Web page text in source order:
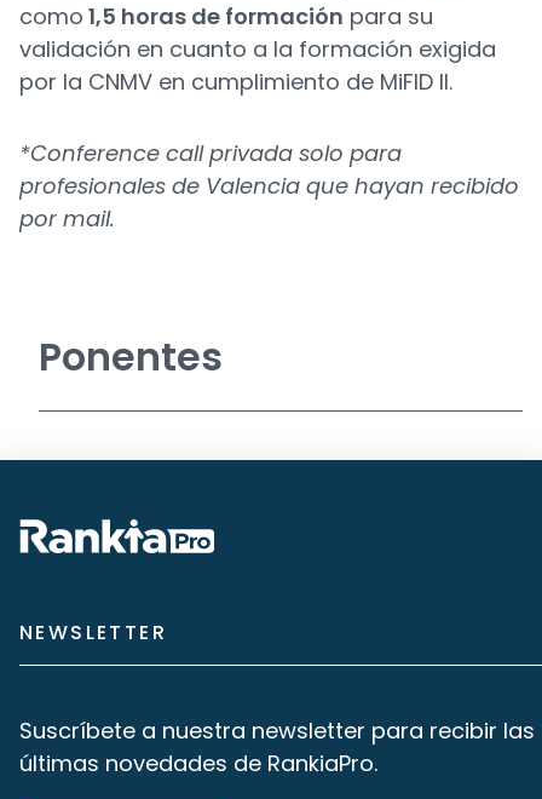
como 1,5 horas de formación para su
validación en cuanto a la formación exigida
por la CNMV en cumplimiento de MiFID II.
*Conference call privada solo para
profesionales de Valencia que hayan recibido
por mail.
Ponentes
NEWSLETTER
Suscríbete a nuestra newsletter para recibir las
últimas novedades de RankiaPro.